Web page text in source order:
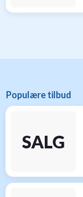
Populære tilbud
SALG